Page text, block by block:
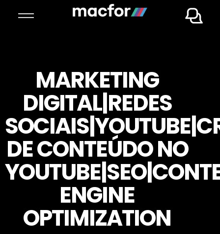
MARKETING
DIGITAL|REDES
DE CONTEÚDO NO
ENGINE
OPTIMIZATION